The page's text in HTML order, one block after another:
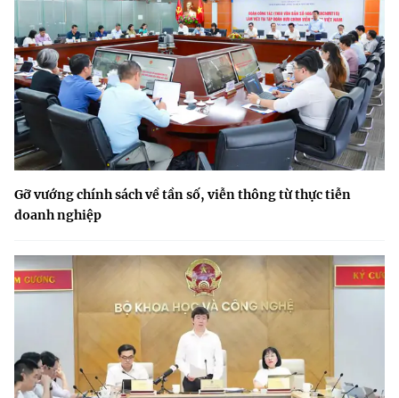
Gỡ vướng chính sách về tần số, viễn thông từ thực tiễn
doanh nghiệp